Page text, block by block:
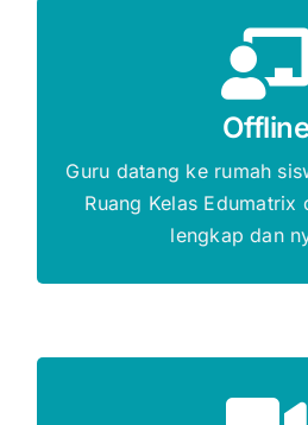
Guru datang ke rumah
Ruang Kelas Edumatrix
lengkap dan
Gratis Biaya
DAFTAR